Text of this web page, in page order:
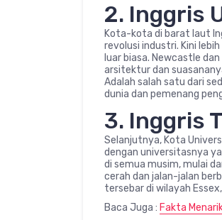
2. Inggris
Kota-kota di barat laut
revolusi industri. Kini
luar biasa. Newcastle
arsitektur dan
Adalah salah satu dari
dunia dan pemenang
3. Inggris
Selanjutnya, Kota
dengan universitasnya
di semua musim, mulai
cerah dan jalan-jalan
tersebar di wilayah
Baca Juga : Fakta